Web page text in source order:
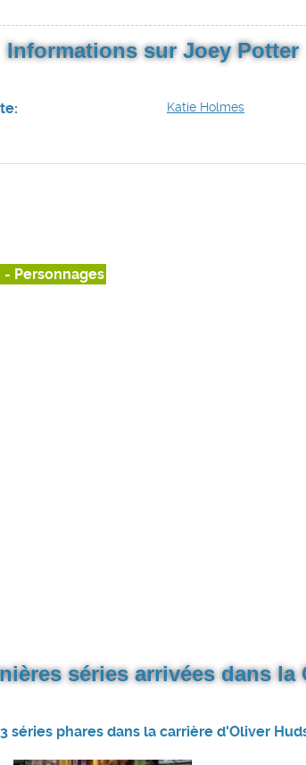
Informations sur Joey Potter
Katie Holmes
- Personnages
séries arrivées dans la
3 séries phares dans la carrière d'Oliver